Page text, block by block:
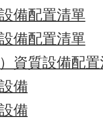
備配置清單
備配置清單
資質設備配
備
備